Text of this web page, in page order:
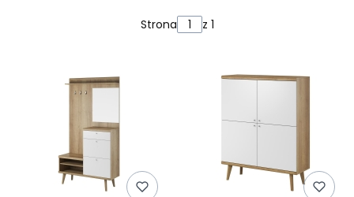
Lista produktówStrona z 1